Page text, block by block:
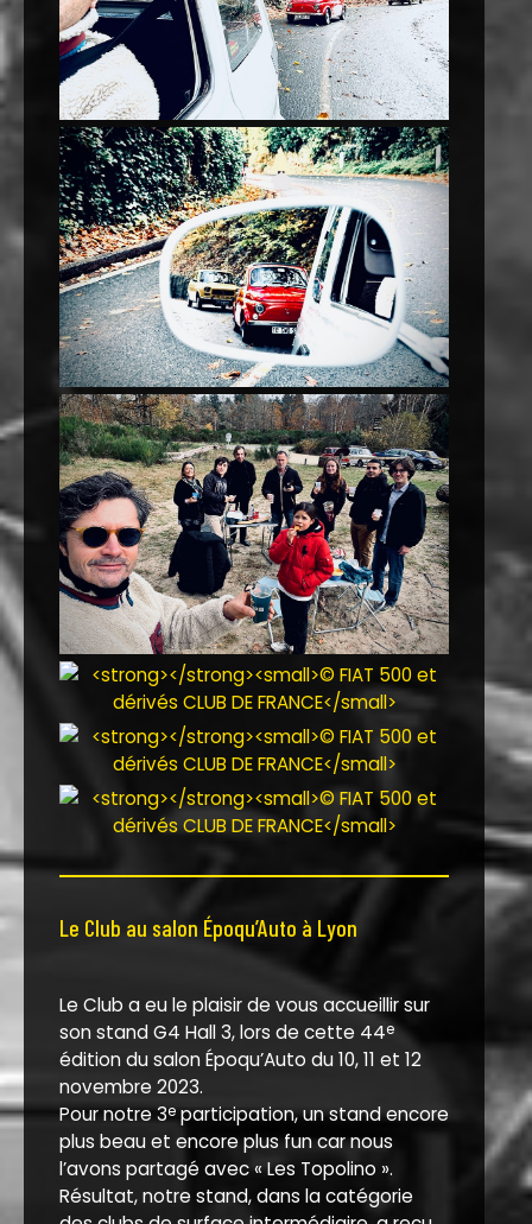
Le Club au salon Époqu’Auto à Lyon
Le Club a eu le plaisir de vous accueillir sur
son stand G4 Hall 3, lors de cette 44e
édition du salon Époqu’Auto du 10, 11 et 12
novembre 2023.
Pour notre 3eparticipation, un stand encore
plus beau et encore plus fun car nous
l’avons partagé avec « Les Topolino ».
Résultat, notre stand, dans la catégorie